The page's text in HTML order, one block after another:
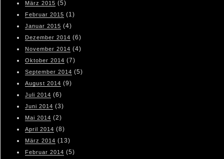
März 2015 (5)
Februar 2015 (1)
Januar 2015 (4)
Dezember 2014 (6)
November 2014 (4)
Oktober 2014 (7)
September 2014 (5)
August 2014 (9)
Juli 2014 (6)
Juni 2014 (3)
Mai 2014 (2)
April 2014 (8)
März 2014 (13)
Februar 2014 (5)